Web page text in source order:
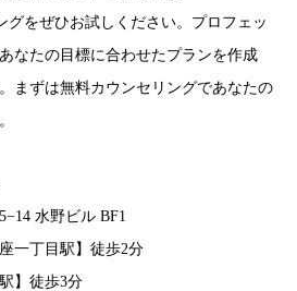
グをぜひお試しください。プロフェッ
なたの目標に合わせたプランを作成
まずは無料カウンセリングであなたの
水野ビル BF1
一丁目駅】徒歩2分
】徒歩3分